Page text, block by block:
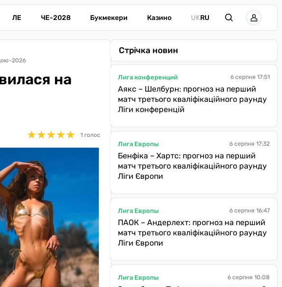
ЛЕ ЧЕ-2028 Букмекери Казино UKRU
2026
на
★★★★★
★★★★★ 1 голос
Стрічка новин
Лига конференций 6 серпня 17:51
Аякс – Шелбурн: прогноз на перший
матч третього кваліфікаційного раунду
Ліги конференцій
Лига Европы 6 серпня 17:32
Бенфіка – Хартс: прогноз на перший
матч третього кваліфікаційного раунду
Ліги Європи
Лига Европы 6 серпня 16:47
ПАОК – Андерлехт: прогноз на перший
матч третього кваліфікаційного раунду
Ліги Європи
Лига Европы 6 серпня 10:08